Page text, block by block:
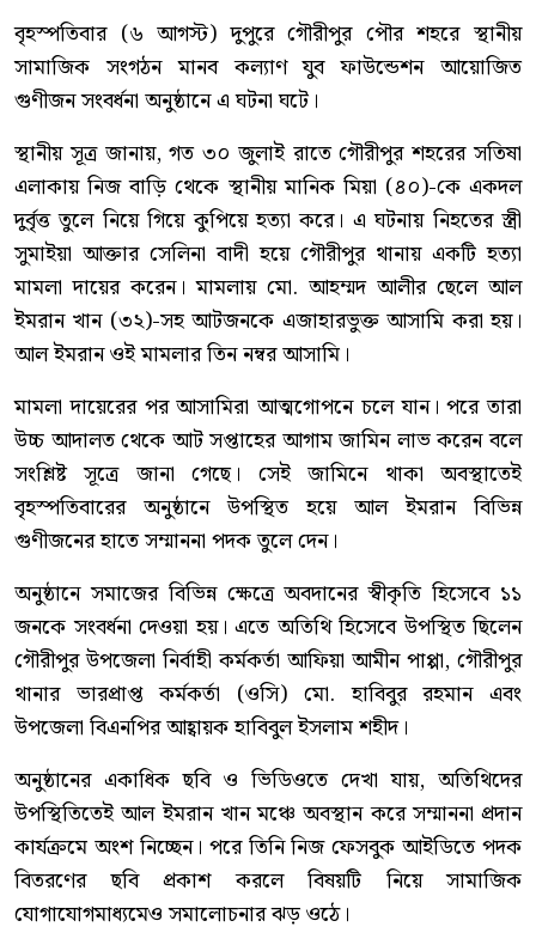
বৃহস্পতিবার (৬ আগস্ট) দুপুরে গৌরীপুর পৌর শহরে স্থানীয়
সামাজিক সংগঠন মানব কল্যাণ যুব ফাউন্ডেশন আয়োজিত
গুণীজন সংবর্ধনা অনুষ্ঠানে এ ঘটনা ঘটে।
স্থানীয় সূত্র জানায়, গত ৩০ জুলাই রাতে গৌরীপুর শহরের সতিষা
এলাকায় নিজ বাড়ি থেকে স্থানীয় মানিক মিয়া (৪০)-কে একদল
দুর্বৃত্ত তুলে নিয়ে গিয়ে কুপিয়ে হত্যা করে। এ ঘটনায় নিহতের স্ত্রী
সুমাইয়া আক্তার সেলিনা বাদী হয়ে গৌরীপুর থানায় একটি হত্যা
মামলা দায়ের করেন। মামলায় মো. আহম্মদ আলীর ছেলে আল
ইমরান খান (৩২)-সহ আটজনকে এজাহারভুক্ত আসামি করা হয়।
আল ইমরান ওই মামলার তিন নম্বর আসামি।
মামলা দায়েরের পর আসামিরা আত্মগোপনে চলে যান। পরে তারা
উচ্চ আদালত থেকে আট সপ্তাহের আগাম জামিন লাভ করেন বলে
সংশ্লিষ্ট সূত্রে জানা গেছে। সেই জামিনে থাকা অবস্থাতেই
বৃহস্পতিবারের অনুষ্ঠানে উপস্থিত হয়ে আল ইমরান বিভিন্ন
গুণীজনের হাতে সম্মাননা পদক তুলে দেন।
অনুষ্ঠানে সমাজের বিভিন্ন ক্ষেত্রে অবদানের স্বীকৃতি হিসেবে ১১
জনকে সংবর্ধনা দেওয়া হয়। এতে অতিথি হিসেবে উপস্থিত ছিলেন
গৌরীপুর উপজেলা নির্বাহী কর্মকর্তা আফিয়া আমীন পাপ্পা, গৌরীপুর
থানার ভারপ্রাপ্ত কর্মকর্তা (ওসি) মো. হাবিবুর রহমান এবং
উপজেলা বিএনপির আহ্বায়ক হাবিবুল ইসলাম শহীদ।
অনুষ্ঠানের একাধিক ছবি ও ভিডিওতে দেখা যায়, অতিথিদের
উপস্থিতিতেই আল ইমরান খান মঞ্চে অবস্থান করে সম্মাননা প্রদান
কার্যক্রমে অংশ নিচ্ছেন। পরে তিনি নিজ ফেসবুক আইডিতে পদক
বিতরণের ছবি প্রকাশ করলে বিষয়টি নিয়ে সামাজিক
যোগাযোগমাধ্যমেও সমালোচনার ঝড় ওঠে।